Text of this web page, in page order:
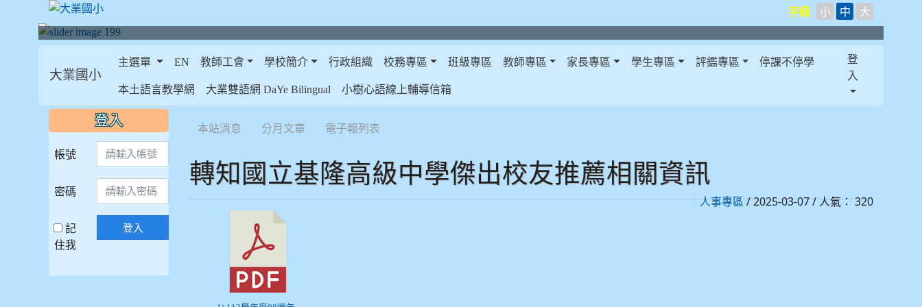
字級 小 中 大
大業國小
主選單 EN 教師工會 學校簡介 行政組織 校務專區 班級專區 教師專區 家長專區 學生專區 評鑑專區 停課不停學
本土語言教學網 大業雙語網 DaYe Bilingual 小樹心語線上輔導信箱
登
入
本站消息 分月文章 電子報列表
轉知國立基隆高級中學傑出校友推薦相關資訊
人事專區/ 2025-03-07 / 人氣： 320
::: 登入
帳號
密碼
記
住我
登入